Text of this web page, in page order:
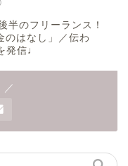
半のフリーランス！
のはなし」／伝わ
発信♩